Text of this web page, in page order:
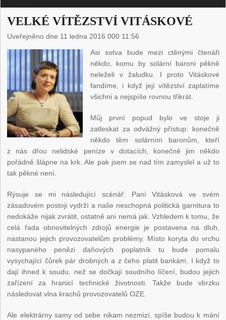
VELKÉ VÍTĚZSTVÍ VITÁSKOVÉ
Uveřejněno dne 11 ledna 2016 000 11:56
Asi sotva bude mezi ctěnými čtenáři
někdo, komu by solární baroni pěkně
neleželi v žaludku. I proto Vitáskové
fandíme, i když její vítězství zaplatíme
všichni a nejspíše rovnou třikrát.
Můj první popud bylo ve stoje ji
zatleskat za odvážný přístup: konečně
někdo těm solárním baronům, kteří
z nás dřou nelidské peníze v dotacích, konečně jim někdo
pořádně šlápne na krk. Ale pak jsem se nad tím zamyslel a už to
tak pěkné není.
Rýsuje se mi následující scénář: Paní Vitásková ve svém
zásadovém postoji vydrží a naše neschopná politická garnitura to
nedokáže nijak zvrátit, ostatně ani nemá jak. Vzhledem k tomu, že
celá řada obnovitelných zdrojů energie je postavena na dluh,
nastanou jejich provozovatelům problémy. Místo koryta do vrchu
nasypaného penězi daňových poplatník tu bude pomalu
vysychající čůrek pár drobných a z čeho platit bankám. I když to
dají ihned k soudu, než se dočkají soudního líčení, budou jejich
zařízení za hranicí technické životnosti. Takže bude vbrzku
následovat vlna krachů provozovatelů OZE.
Ale elektrárny samy od sebe nikam nezmizí, spíše budou k mání